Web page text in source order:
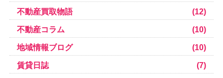
不動産買取物語 (12)
不動産コラム (10)
地域情報ブログ (10)
賃貸日誌 (7)